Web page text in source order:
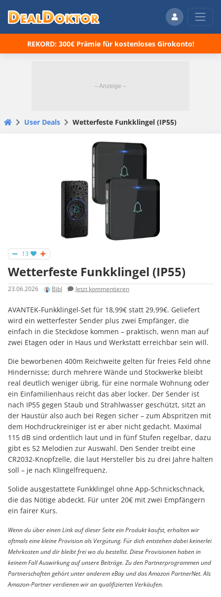
REKORD: 300€ Prämie für kostenloses Girokonto!
User Deals Wetterfeste Funkklingel (IP55)
13
Wetterfeste Funkklingel (IP55)
23.06.2026 Bibl Jetzt kommentieren
AVANTEK-Funkklingel-Set für 18,99€ statt 29,99€. Geliefert
wird ein wetterfester Sender plus zwei Empfänger, die
einfach in die Steckdose kommen – praktisch, wenn man auf
zwei Etagen oder in Haus und Werkstatt erreichbar sein will.
Die beworbenen 400m Reichweite gelten für freies Feld ohne
Hindernisse; durch mehrere Wände und Stockwerke bleibt
real deutlich weniger übrig, für eine normale Wohnung oder
ein Einfamilienhaus reicht das aber locker. Der Sender ist
nach IP55 gegen Staub und Strahlwasser geschützt, sitzt an
der Haustür also auch bei Regen sicher – zum Abspritzen mit
dem Hochdruckreiniger ist er aber nicht gedacht. Maximal
115 dB sind ordentlich laut und in fünf Stufen regelbar, dazu
gibt es 52 Melodien zur Auswahl. Den Sender treibt eine
CR2032-Knopfzelle, die laut Hersteller bis zu drei Jahre halten
soll – je nach Klingelfrequenz.
Solide ausgestattete Funkklingel ohne App-Schnickschnack,
die das Nötige abdeckt. Für unter 20€ mit zwei Empfängern
ein fairer Kurs.
Wenn du über einen Link auf dieser Seite ein Produkt kaufst, erhalten wir
oftmals eine kleine Provision als Vergütung. Für dich entstehen dabei keinerlei
Mehrkosten und dir bleibt frei wo du bestellst. Diese Provisionen haben in
keinem Fall Auswirkung auf unsere Beiträge. Zu den Partnerprogrammen und
Partnerschaften gehört unter anderem eBay und das Amazon PartnerNet. Als
Amazon-Partner verdienen wir an qualifizierten Verkäufen.